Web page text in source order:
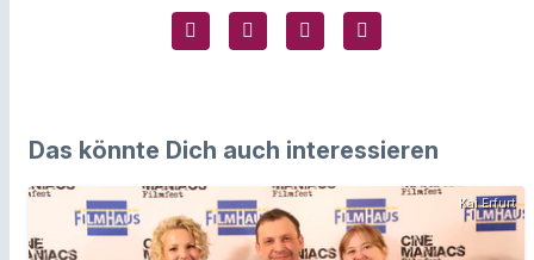
Das könnte Dich auch interessieren
Kai Erfurt